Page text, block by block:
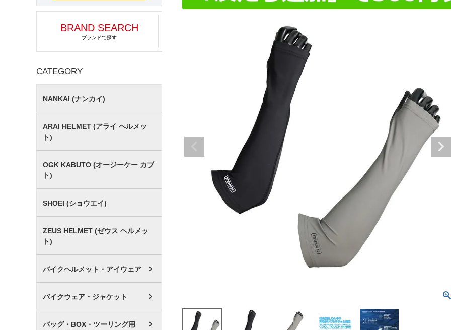
BRAND SEARCH
ブランドで探す
CATEGORY
NANKAI (ナンカイ)
ARAI HELMET (アライ ヘルメッ
ト)
OGK KABUTO (オージーケー カブ
ト)
SHOEI (ショウエイ)
ZEUS HELMET (ゼウス ヘルメッ
ト)
バイクヘルメット・アイウェア
バイクウェア・ジャケット
バッグ・BOX・ツーリング用